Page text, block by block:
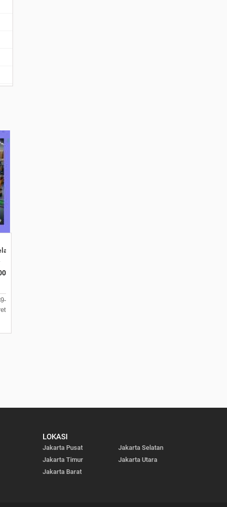
Karet Hitam Mamberamo Tengah
LOKASI
Jakarta Pusat
Jakarta Selatan
Jakarta Timur
Jakarta Utara
Jakarta Barat